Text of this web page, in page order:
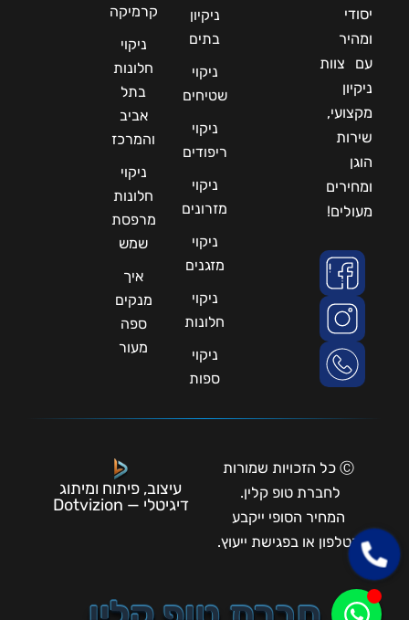
יסודי
ומהיר
עם צוות
ניקיון
מקצועי,
שירות
הוגן
ומחירים
מעולים!
ניקיון
בתים
ניקוי
שטיחים
ניקוי
ריפודים
ניקוי
מזרונים
ניקוי
מזגנים
ניקוי
חלונות
ניקוי
ספות
קרמיקה
ניקוי
חלונות
בתל
אביב
והמרכז
ניקוי
חלונות
מרפסת
שמש
איך
מנקים
ספה
מעור
Ⓒ כל הזכויות שמורות
לחברת טופ קלין.
המחיר הסופי ייקבע
בטלפון או בפגישת ייעוץ.
עיצוב, פיתוח ומיתוג
דיגיטלי — Dotvizion